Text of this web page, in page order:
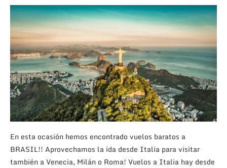
En esta ocasión hemos encontrado vuelos baratos a
BRASIL!! Aprovechamos la ida desde Italia para visitar
también a Venecia, Milán o Roma! Vuelos a Italia hay desde